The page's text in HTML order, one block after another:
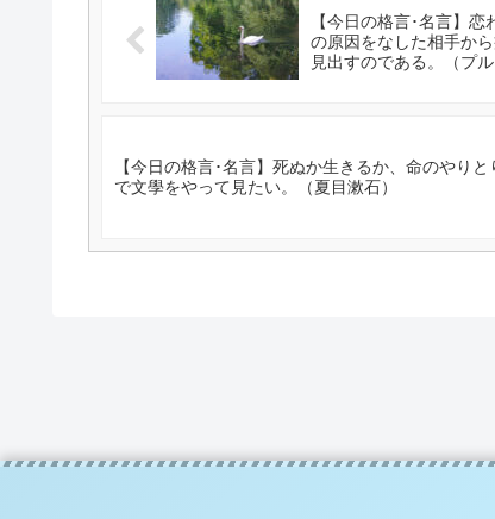
【今日の格言･名言】
の原因をなした相手か
見出すのである。（プル
【今日の格言･名言】死ぬか生きるか、命のやり
で文學をやって見たい。（夏目漱石）